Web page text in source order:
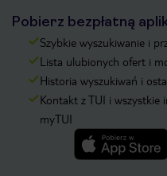
Pobierz bezpłatną
Szybkie wyszukiwanie i
Lista ulubionych ofert i
Historia wyszukiwań i
Kontakt z TUI i wszystkie
myTUI